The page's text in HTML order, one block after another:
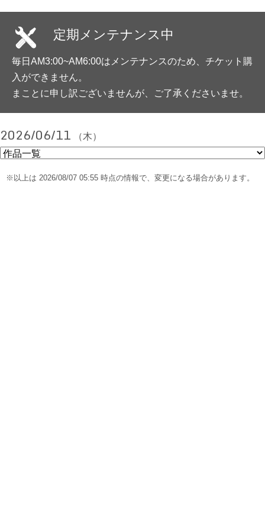
定期メンテナンス中
毎日AM3:00~AM6:00はメンテナンスのため、チケット購
入ができません。
まことに申し訳ございませんが、ご了承くださいませ。
2026/06/11 （木）
※以上は 2026/08/07 05:55 時点の情報で、変更になる場合があります。